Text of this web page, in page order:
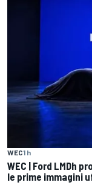
WEC1 h
WEC | Ford LMDh
le prime immagini